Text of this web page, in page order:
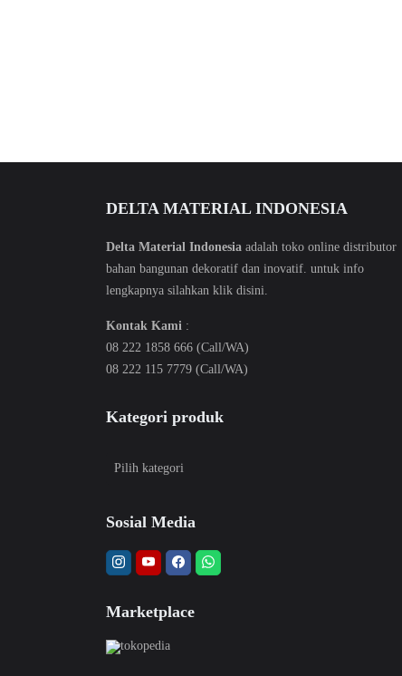
DELTA MATERIAL INDONESIA
Delta Material Indonesia adalah toko online distributor
bahan bangunan dekoratif dan inovatif. untuk info
lengkapnya silahkan klik disini.
Kontak Kami :
08 222 1858 666 (Call/WA)
08 222 115 7779 (Call/WA)
Kategori produk
Sosial Media
Marketplace